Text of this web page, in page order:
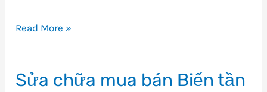
Sửa
bán
Read More »
Sửa chữa mua bán Biến tần